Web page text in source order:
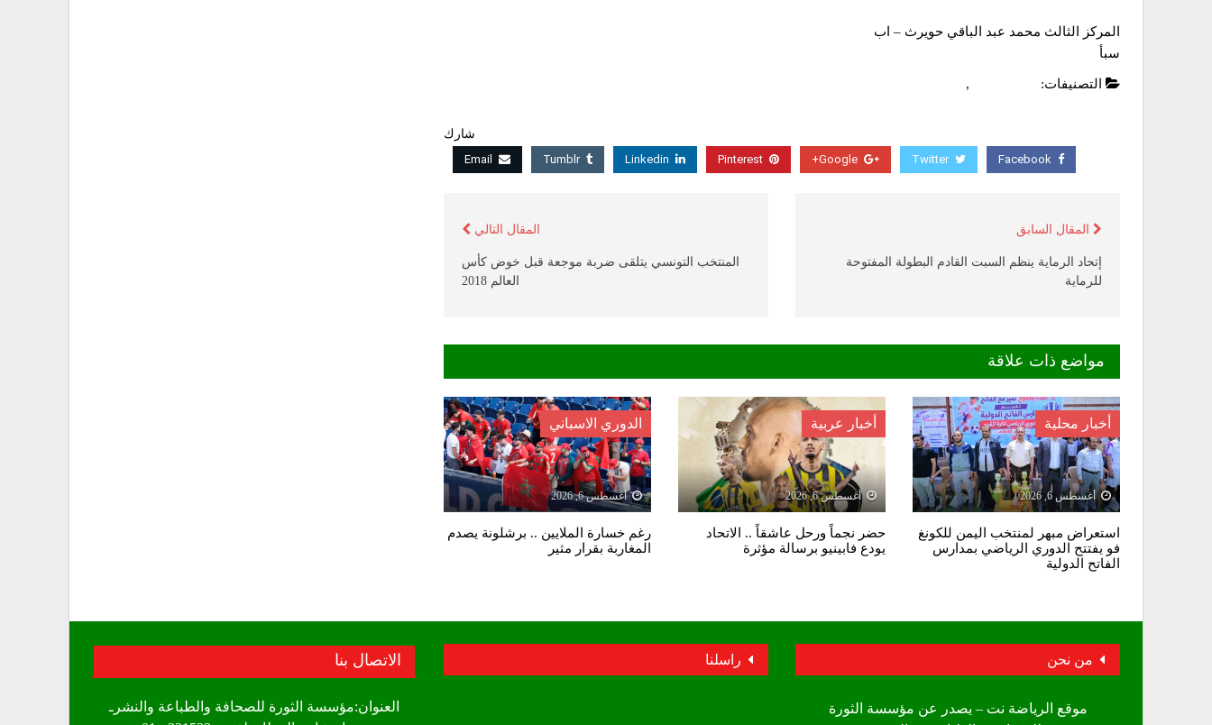
المركز الثالث محمد عبد الباقي حويرث – اب
سبأ
التصنيفات: ,
شارك
Facebook
Twitter
Google+
Pinterest
Linkedin
Tumblr
Email
المقال السابق
إتحاد الرماية ينظم السبت القادم البطولة المفتوحة
للرماية
المقال التالي
المنتخب التونسي يتلقى ضربة موجعة قبل خوض كأس
العالم 2018
مواضع ذات علاقة
أخبار محلية
أغسطس 6, 2026
استعراض مبهر لمنتخب اليمن للكونغ
فو يفتتح الدوري الرياضي بمدارس
الفاتح الدولية
أخبار عربية
أغسطس 6, 2026
حضر نجماً ورحل عاشقاً .. الاتحاد
يودع فابينيو برسالة مؤثرة
الدوري الاسباني
أغسطس 6, 2026
رغم خسارة الملايين .. برشلونة يصدم
المغاربة بقرار مثير
من نحن
موقع الرياضة نت – يصدر عن مؤسسة الثورة
راسلنا الاتصال بنا
العنوان:مؤسسة الثورة للصحافة والطباعة والنشرـ